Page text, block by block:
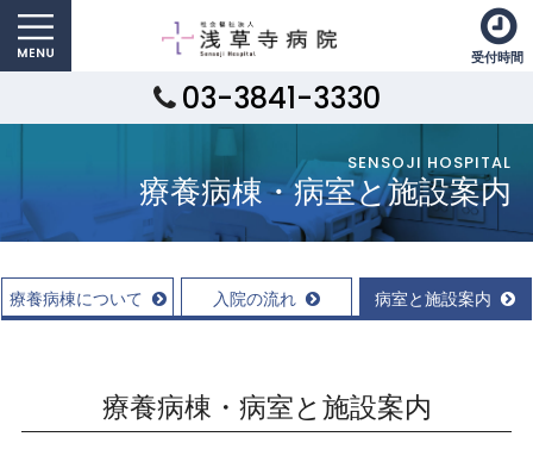
受付時間
03-3841-3330
SENSOJI HOSPITAL
療養病棟・病室と施設案内
療養病棟について 入院の流れ 病室と施設案内
療養病棟・病室と施設案内